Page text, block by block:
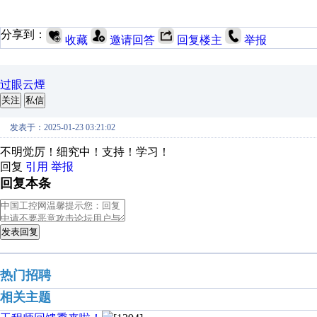
分享到： 收藏 邀请回答 回复楼主 举报
过眼云煙
关注 私信
发表于：2025-01-23 03:21:02
不明觉厉！细究中！支持！学习！
回复 引用 举报
回复本条
发表回复
热门招聘
相关主题